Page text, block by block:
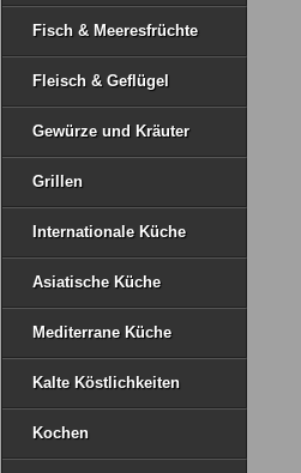
Fisch & Meeresfrüchte
Fleisch & Geflügel
Gewürze und Kräuter
Grillen
Internationale Küche
Asiatische Küche
Mediterrane Küche
Kalte Köstlichkeiten
Kochen